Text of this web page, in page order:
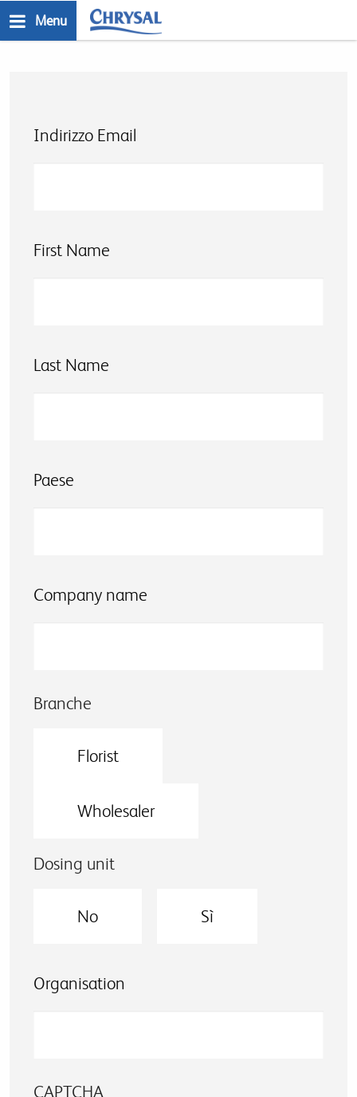
Salta
Menu
Indirizzo Email
First Name
Last Name
Paese
Company name
Branche
Florist
Wholesaler
Dosing unit
No Sì
Organisation
CAPTCHA